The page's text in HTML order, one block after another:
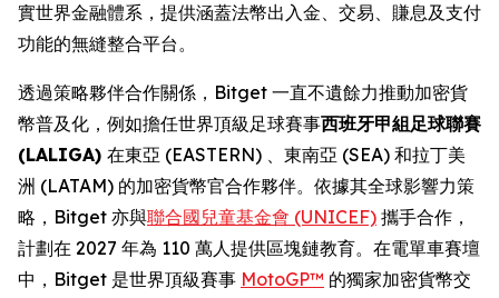
實世界金融體系，提供涵蓋法幣出入金、交易、賺息及支付
功能的無縫整合平台。
透過策略夥伴合作關係，Bitget 一直不遺餘力推動加密貨
幣普及化，例如擔任世界頂級足球賽事西班牙甲組足球聯賽
(LALIGA) 在東亞 (EASTERN) 、東南亞 (SEA) 和拉丁美
洲 (LATAM) 的加密貨幣官合作夥伴。依據其全球影響力策
略，Bitget 亦與聯合國兒童基金會 (UNICEF) 攜手合作，
計劃在 2027 年為 110 萬人提供區塊鏈教育。在電單車賽壇
中，Bitget 是世界頂級賽事 MotoGP™ 的獨家加密貨幣交